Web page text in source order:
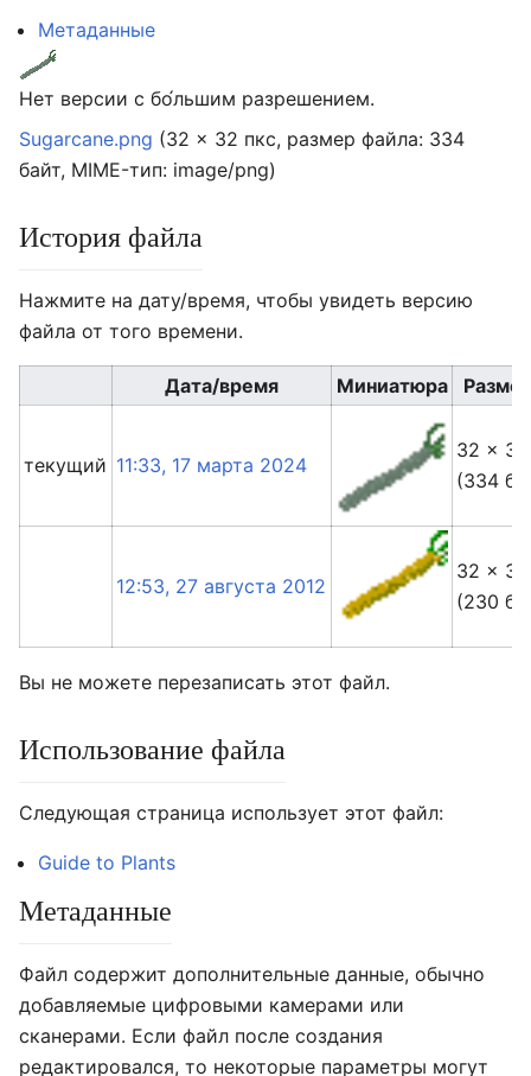
Метаданные
Нет версии с бо́льшим разрешением.
Sugarcane.png (32 × 32 пкс, размер файла: 334
байт, MIME-тип: image/png)
История файла
Нажмите на дату/время, чтобы увидеть версию
файла от того времени.
Дата/время Миниатюра
текущий 11:33, 17 марта 2024
32 × 32
(334
12:53, 27 августа 2012
32 × 32
(230
Вы не можете перезаписать этот файл.
Использование файла
Следующая страница использует этот файл:
Guide to Plants
Метаданные
Файл содержит дополнительные данные, обычно
добавляемые цифровыми камерами или
сканерами. Если файл после создания
редактировался, то некоторые параметры могут